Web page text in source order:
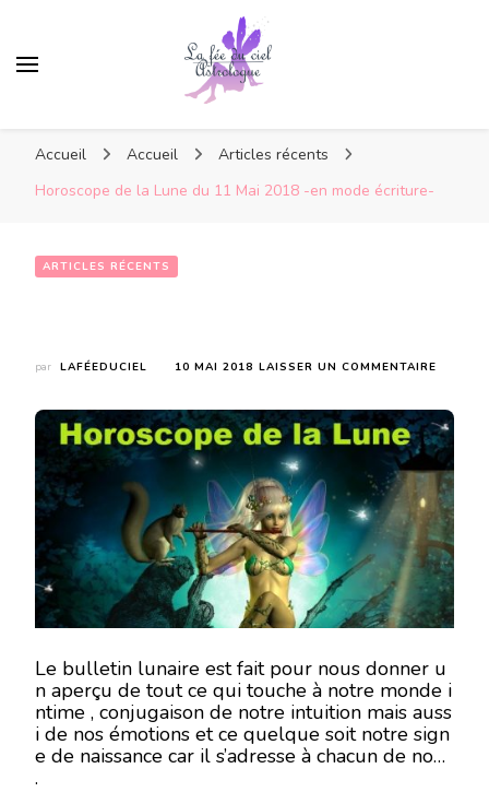
Accueil Accueil
Articles récents
Horoscope de la Lune du 11 Mai 2018 -en mode écriture-
ARTICLES RÉCENTS
par LAFÉEDUCIEL 10 MAI 2018 LAISSER UN COMMENTAIRE
LA
LUNE
DU
11
MAI
2018
-
EN
MODE
Le bulletin lunaire est fait pour nous donner u
n aperçu de tout ce qui touche à notre monde i
ntime , conjugaison de notre intuition mais auss
i de nos émotions et ce quelque soit notre sign
e de naissance car il s’adresse à chacun de nous
.